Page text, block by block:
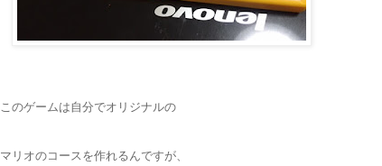
このゲームは自分でオリジナルの
マリオのコースを作れるんですが、